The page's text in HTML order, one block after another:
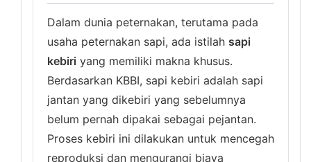
Dalam dunia peternakan, terutama pada
usaha peternakan sapi, ada istilah sapi
kebiri yang memiliki makna khusus.
Berdasarkan KBBI, sapi kebiri adalah sapi
jantan yang dikebiri yang sebelumnya
belum pernah dipakai sebagai pejantan.
Proses kebiri ini dilakukan untuk mencegah
reproduksi dan mengurangi biaya